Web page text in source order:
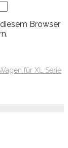
Browser
für XL Serie